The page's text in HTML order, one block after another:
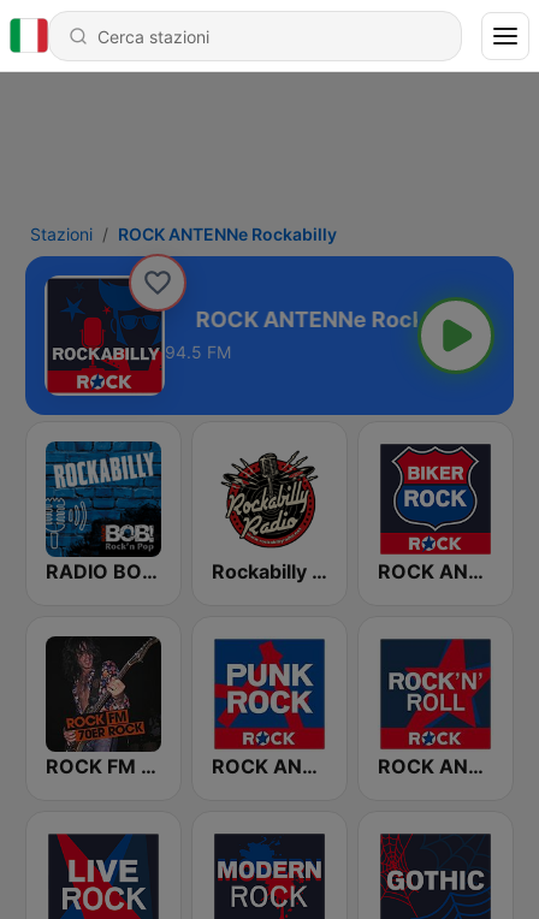
Stazioni ROCK ANTENNe Rockabilly
Rockabilly
94.5 FM
RADIO BOB! Rockabilly Rockabilly Radio ROCK ANTENNE Biker Rock
ROCK FM 70ER ROCK ROCK ANTENNE Punkrock ROCK ANTENNE Rock'n'Roll